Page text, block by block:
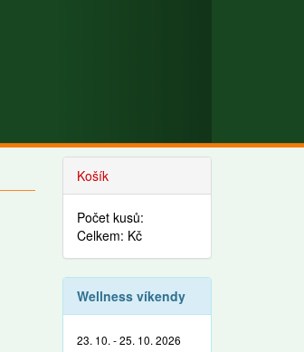
Košík
Počet kusů:
Celkem: Kč
Wellness víkendy
23. 10. - 25. 10. 2026